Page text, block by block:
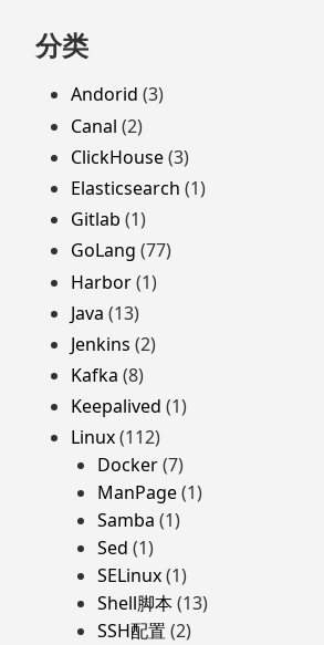
分类
Andorid (3)
Canal (2)
ClickHouse(3)
Elasticsearch (1)
Gitlab (1)
GoLang (77)
Harbor(1)
Java (13)
Jenkins (2)
Kafka (8)
Keepalived (1)
Linux(112)
Docker(7)
ManPage(1)
Samba (1)
Sed (1)
SELinux(1)
Shell脚本(13)
SSH配置(2)